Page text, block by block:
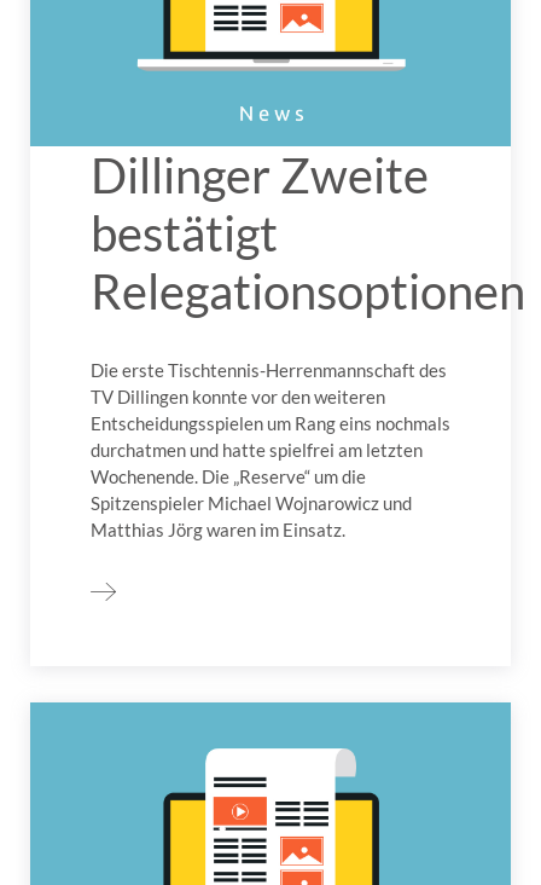
Dillinger Zweite
bestätigt
Relegationsoptionen
Die erste Tischtennis-Herrenmannschaft des
TV Dillingen konnte vor den weiteren
Entscheidungsspielen um Rang eins nochmals
durchatmen und hatte spielfrei am letzten
Wochenende. Die „Reserve“ um die
Spitzenspieler Michael Wojnarowicz und
Matthias Jörg waren im Einsatz.